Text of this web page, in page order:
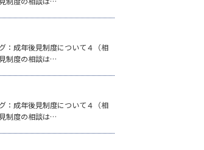
：成年後見制度について４（相
制度の相談は…
：成年後見制度について４（相
制度の相談は…